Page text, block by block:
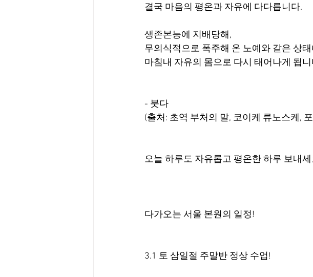
결국 마음의 평온과 자유에 다다릅니다.
생존본능에 지배당해,
무의식적으로 폭주해 온 노예와 같은 상태
마침내 자유의 몸으로 다시 태어나게 됩니
- 붓다
(출처: 초역 부처의 말, 코이케 류노스케,
오늘 하루도 자유롭고 평온한 하루 보내세
다가오는 서울 본원의 일정!
3.1 토 삼일절 주말반 정상 수업!